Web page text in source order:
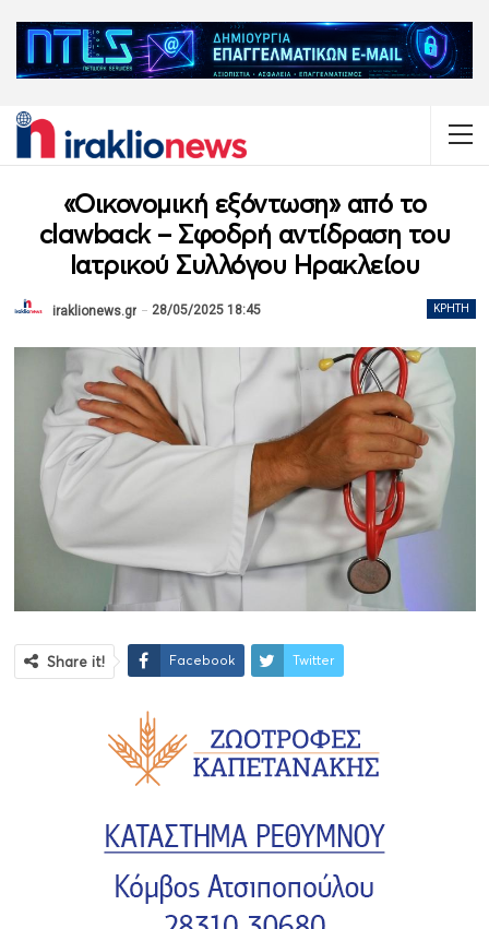
«Οικονομική εξόντωση» από το
clawback – Σφοδρή αντίδραση του
Ιατρικού Συλλόγου Ηρακλείου
ΚΡΉΤΗ
iraklionews.gr 28/05/2025 18:45
Share it! Facebook Twitter